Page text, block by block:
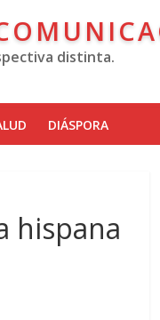
distinta.
DIÁSPORA
hispana